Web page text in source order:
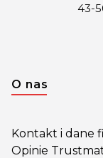
43-
Linki w
O nas
Kontakt i dane
Opinie